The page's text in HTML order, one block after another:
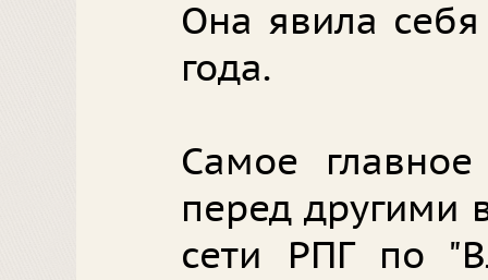
Она явила
года.
Самое
перед другими
сети РПГ по